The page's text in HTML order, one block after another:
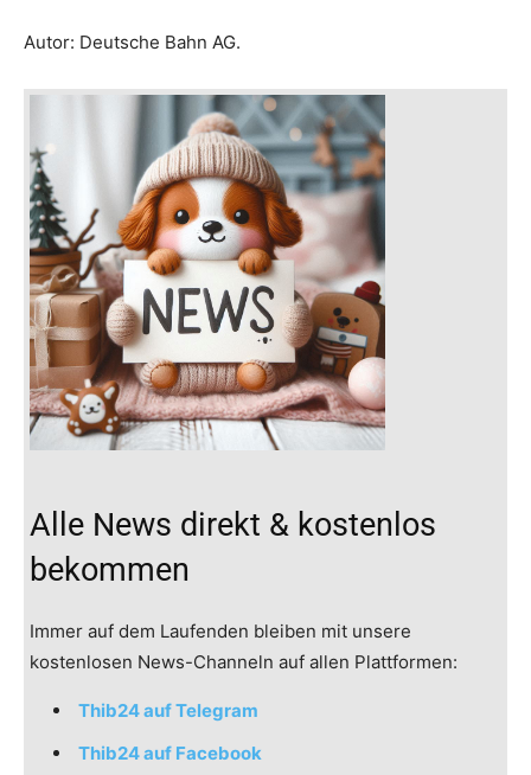
Autor: Deutsche Bahn AG.
Alle News direkt & kostenlos
bekommen
Immer auf dem Laufenden bleiben mit unsere
kostenlosen News-Channeln auf allen Plattformen:
Thib24 auf Telegram
Thib24 auf Facebook